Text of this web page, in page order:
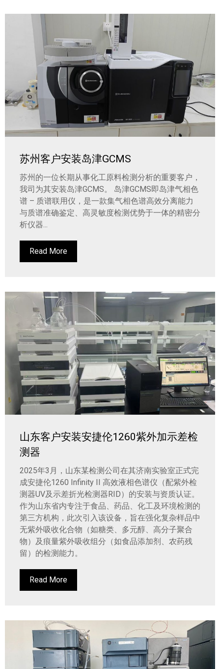
苏州客户安装岛津GCMS
苏州的一位长期从事化工原料检测分析的重要客户，
我司为其安装岛津GCMS。 岛津GCMS即岛津气相色
谱 – 质谱联用仪，是一款集气相色谱高效分离能力
与质谱准确鉴定、高灵敏度检测优势于一体的精密分
析仪器...
Read More
山东客户安装安捷伦1260紫外加示差检
测器
2025年3月，山东某检测公司在其济南实验室正式完
成安捷伦1260 Infinity II 高效液相色谱仪（配紫外检
测器UV及示差折光检测器RID）的安装与资质认证。
作为山东省内专注于食品、药品、化工及环境检测的
第三方机构，此次引入该设备，旨在强化复杂样品中
无紫外吸收化合物（如糖类、多元醇、高分子聚合
物）及痕量紫外吸收组分（如食品添加剂、农药残
留）的检测能力。
Read More